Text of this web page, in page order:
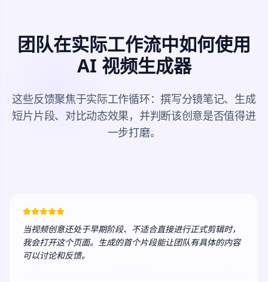
团队在实际工作流中如何使用
AI 视频生成器
这些反馈聚焦于实际工作循环：撰写分镜笔记、生成
短片片段、对比动态效果，并判断该创意是否值得进
一步打磨。
当视频创意还处于早期阶段、不适合直接进行正式剪辑时，
我会打开这个页面。生成的首个片段能让团队有具体的内容
可以讨论和反馈。